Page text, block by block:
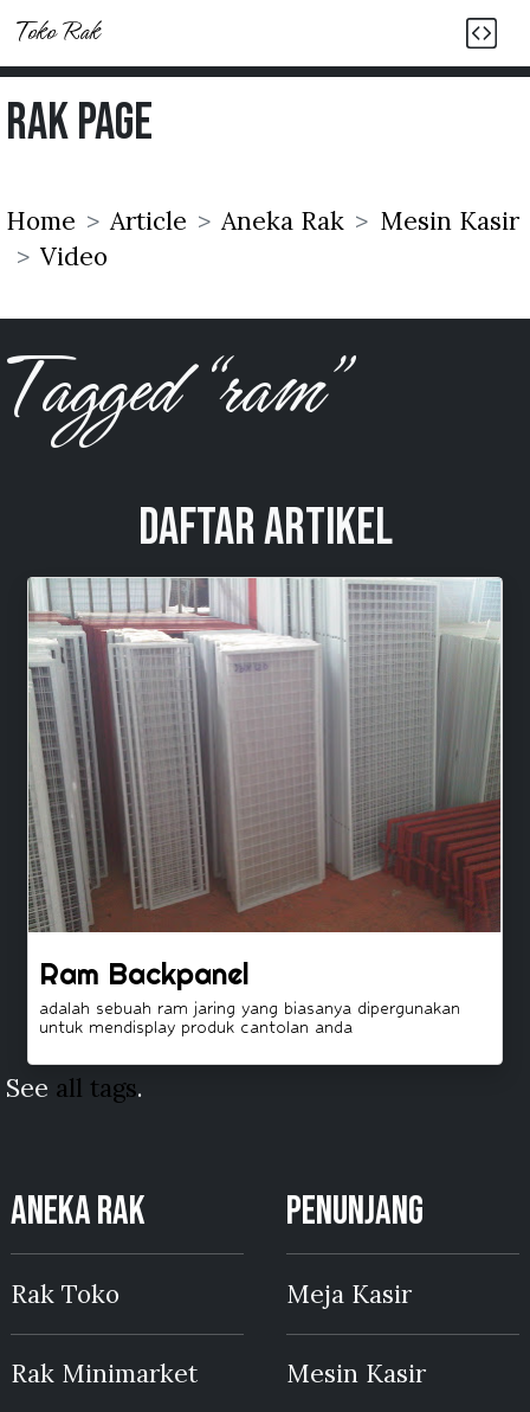
Toko Rak
Rak Page
Home Article Aneka Rak
Mesin Kasir
Video
Tagged “ram”
Daftar Artikel
Ram Backpanel
adalah sebuah ram jaring yang biasanya dipergunakan
untuk mendisplay produk cantolan anda
See all tags.
ANEKA RAK
Rak Toko
Rak Minimarket
PENUNJANG
Meja Kasir
Mesin Kasir